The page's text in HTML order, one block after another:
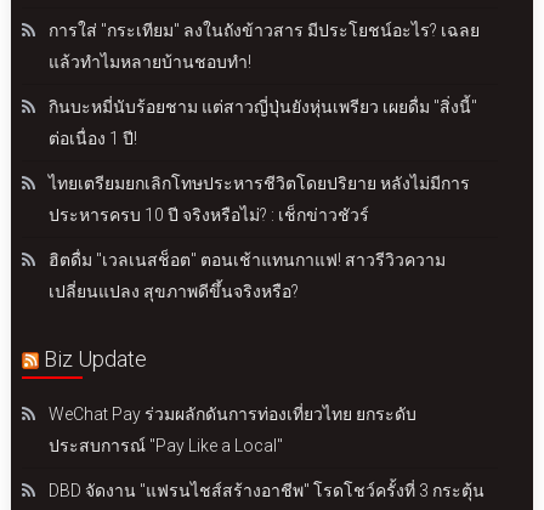
การใส่ "กระเทียม" ลงในถังข้าวสาร มีประโยชน์อะไร? เฉลย
แล้วทำไมหลายบ้านชอบทำ!
กินบะหมี่นับร้อยชาม แต่สาวญี่ปุ่นยังหุ่นเพรียว เผยดื่ม "สิ่งนี้"
ต่อเนื่อง 1 ปี!
ไทยเตรียมยกเลิกโทษประหารชีวิตโดยปริยาย หลังไม่มีการ
ประหารครบ 10 ปี จริงหรือไม่? : เช็กข่าวชัวร์
ฮิตดื่ม "เวลเนสช็อต" ตอนเช้าแทนกาแฟ! สาวรีวิวความ
เปลี่ยนแปลง สุขภาพดีขึ้นจริงหรือ?
Biz Update
WeChat Pay ร่วมผลักดันการท่องเที่ยวไทย ยกระดับ
ประสบการณ์ "Pay Like a Local"
DBD จัดงาน "แฟรนไชส์สร้างอาชีพ" โรดโชว์ครั้งที่ 3 กระตุ้น